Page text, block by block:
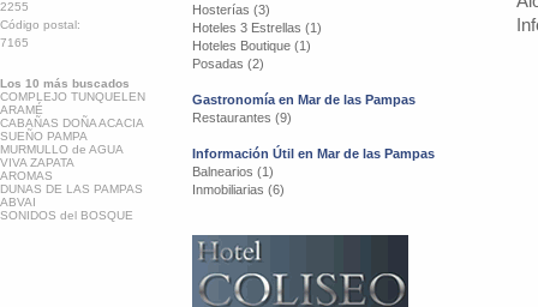
2255
Código postal:
7165
Los 10 más buscados
COMPLEJO TUNQUELEN
ARAMÉ
CABAÑAS DOÑA ACACIA
SUEÑO PAMPA
MURMULLO de AGUA
VIVA ZAPATA
AROMAS
DUNAS DE LAS PAMPAS
ABVAI
SONIDOS del BOSQUE
Hosterías (3)
Hoteles 3 Estrellas (1)
Hoteles Boutique (1)
Posadas (2)
Gastronomía en Mar de las Pampas
Restaurantes (9)
Información Útil en Mar de las Pampas
Balnearios (1)
Inmobiliarias (6)